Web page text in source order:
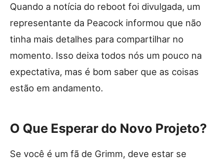
Quando a notícia do reboot foi divulgada, um
representante da Peacock informou que não
tinha mais detalhes para compartilhar no
momento. Isso deixa todos nós um pouco na
expectativa, mas é bom saber que as coisas
estão em andamento.
O Que Esperar do Novo Projeto?
Se você é um fã de Grimm, deve estar se